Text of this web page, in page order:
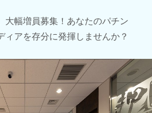
大幅増員募集！あなたのパチン
ィアを存分に発揮しませんか？